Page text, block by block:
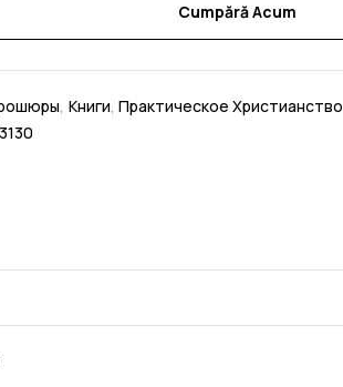
Cumpără Acum
Книги ,Практическое Христианство